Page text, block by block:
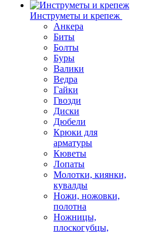
Инструметы и крепеж
Анкера
Биты
Болты
Буры
Валики
Ведра
Гайки
Гвозди
Диски
Дюбели
Крюки для
арматуры
Кюветы
Лопаты
Молотки, киянки,
кувалды
Ножи, ножовки,
полотна
Ножницы,
плоскогубцы,